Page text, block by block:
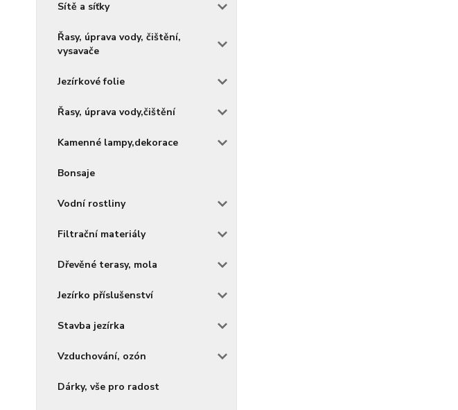
Sítě a síťky
Řasy, úprava vody, čištění,
vysavače
Jezírkové folie
Řasy, úprava vody,čištění
Kamenné lampy,dekorace
Bonsaje
Vodní rostliny
Filtrační materiály
Dřevěné terasy, mola
Jezírko příslušenství
Stavba jezírka
Vzduchování, ozón
Dárky, vše pro radost